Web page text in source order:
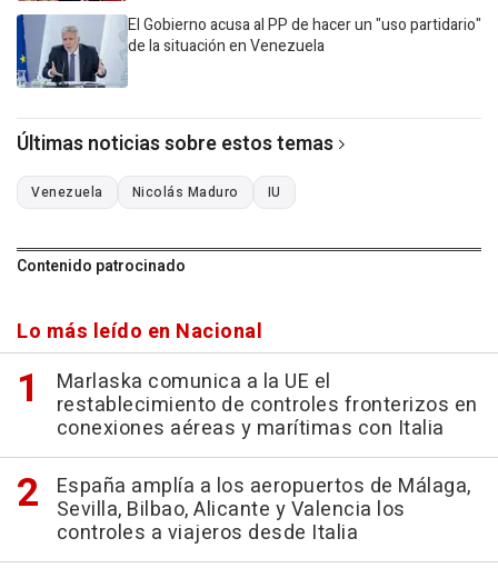
El Gobierno acusa al PP de hacer un "uso partidario"
de la situación en Venezuela
Últimas noticias sobre estos temas
Venezuela Nicolás Maduro IU
Contenido patrocinado
Lo más leído en Nacional
Marlaska comunica a la UE el
restablecimiento de controles fronterizos en
conexiones aéreas y marítimas con Italia
España amplía a los aeropuertos de Málaga,
Sevilla, Bilbao, Alicante y Valencia los
controles a viajeros desde Italia